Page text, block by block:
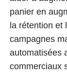
panier en
la rétention et
campagnes
automatisées
commerciaux